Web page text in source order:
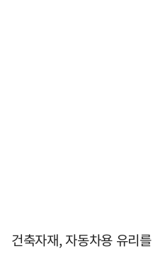
건축자재, 자동차용 유리